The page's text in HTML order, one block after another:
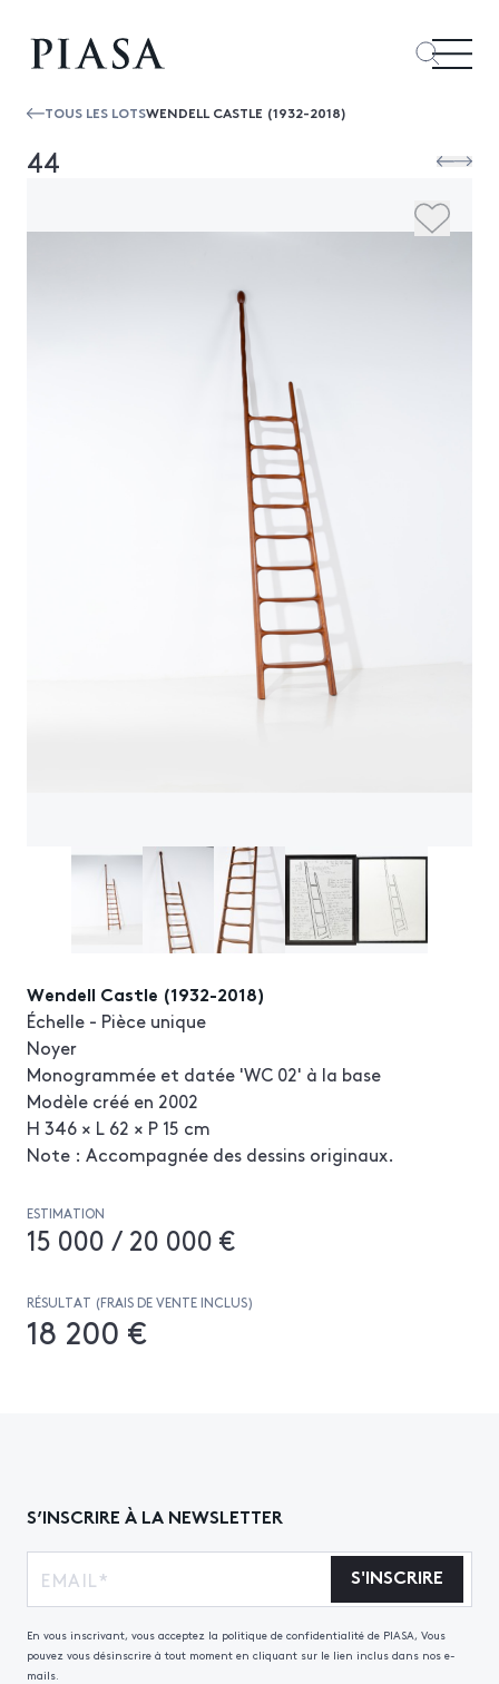
TOUS LES LOTSWENDELL CASTLE (1932-2018)
44
Wendell Castle (1932-2018)
Échelle - Pièce unique
Noyer
Monogrammée et datée 'WC 02' à la base
Modèle créé en 2002
H 346 × L 62 × P 15 cm
Note : Accompagnée des dessins originaux.
ESTIMATION
15 000 / 20 000 €
RÉSULTAT (FRAIS DE VENTE INCLUS)
18 200 €
S’INSCRIRE À LA NEWSLETTER
S'INSCRIRE
En vous inscrivant, vous acceptez la politique de confidentialité de PIASA, Vous
pouvez vous désinscrire à tout moment en cliquant sur le lien inclus dans nos e-
mails.